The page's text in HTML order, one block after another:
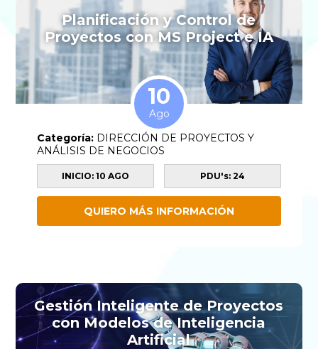
10
Ago
Planificación y Control de
Proyectos con MS Project e IA
Categoría: DIRECCIÓN DE PROYECTOS Y
ANÁLISIS DE NEGOCIOS
INICIO: 10 AGO PDU's: 24
QUIERO MÁS INFORMACIÓN
Gestión Inteligente de Proyectos
con Modelos de Inteligencia
Artificial